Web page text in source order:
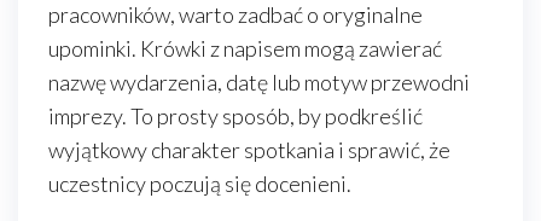
pracowników, warto zadbać o oryginalne
upominki. Krówki z napisem mogą zawierać
nazwę wydarzenia, datę lub motyw przewodni
imprezy. To prosty sposób, by podkreślić
wyjątkowy charakter spotkania i sprawić, że
uczestnicy poczują się docenieni.